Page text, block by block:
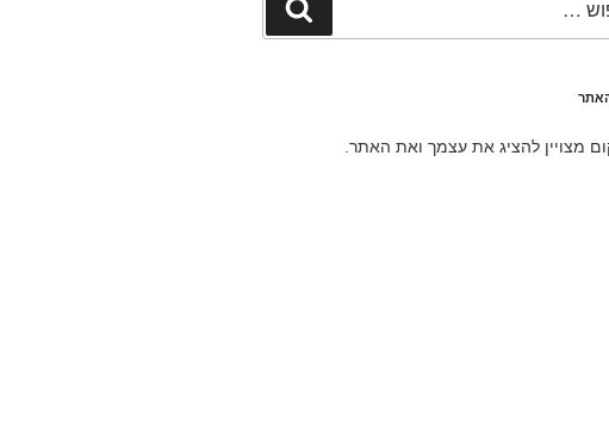
מצויין להציג את עצמך ואת האתר.